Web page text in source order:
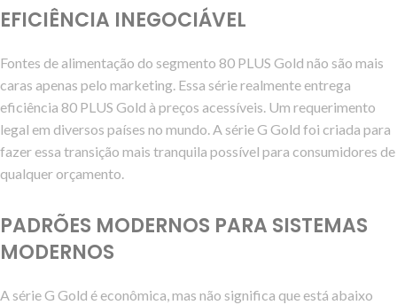
EFICIÊNCIA INEGOCIÁVEL
Fontes de alimentação do segmento 80 PLUS Gold não são mais
caras apenas pelo marketing. Essa série realmente entrega
eficiência 80 PLUS Gold à preços acessíveis. Um requerimento
legal em diversos países no mundo. A série G Gold foi criada para
fazer essa transição mais tranquila possível para consumidores de
qualquer orçamento.
PADRÕES MODERNOS PARA SISTEMAS
MODERNOS
A série G Gold é econômica, mas não significa que está abaixo